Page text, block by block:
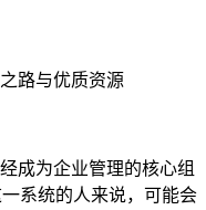
路与优质资源
成为企业管理的核心组
系统的人来说，可能会